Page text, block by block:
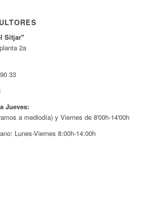
Sitjar"
2a
33
Jueves:
a mediodía) y Viernes de 8'00h-14'00h
Lunes-Viernes 8:00h-14:00h